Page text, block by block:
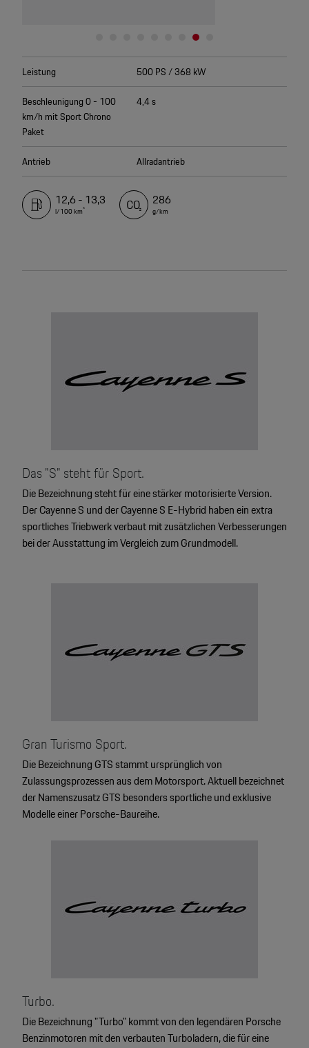
500 PS / 368 kW
Leistung
4,4 s
Beschleunigung 0 - 100
km/h mit Sport Chrono
Paket
Allradantrieb
Antrieb
12,6 - 13,3
l/100 km*
286
g/km
Das "S" steht für Sport.
Die Bezeichnung steht für eine stärker motorisierte Version.
Der Cayenne S und der Cayenne S E-Hybrid haben ein extra
sportliches Triebwerk verbaut mit zusätzlichen Verbesserungen
bei der Ausstattung im Vergleich zum Grundmodell.
Gran Turismo Sport.
Die Bezeichnung GTS stammt ursprünglich von
Zulassungsprozessen aus dem Motorsport. Aktuell bezeichnet
der Namenszusatz GTS besonders sportliche und exklusive
Modelle einer Porsche-Baureihe.
Turbo.
Die Bezeichnung "Turbo" kommt von den legendären Porsche
Benzinmotoren mit den verbauten Turboladern, die für eine
4